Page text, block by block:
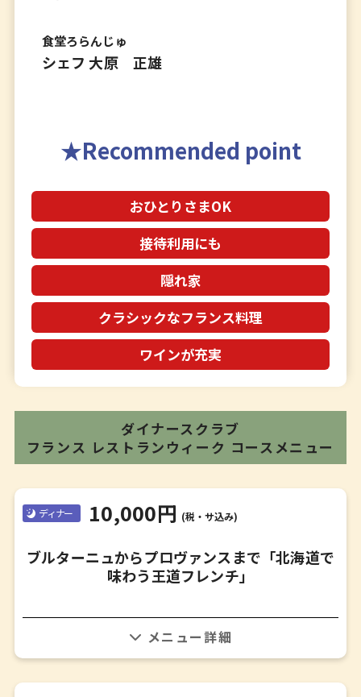
食堂ろらんじゅ
シェフ 大原 正雄
Recommended point
おひとりさまOK
接待利用にも
隠れ家
クラシックなフランス料理
ワインが充実
ダイナースクラブ
フランス レストランウィーク コースメニュー
ディナー 10,000円 (税・サ込み)
ブルターニュからプロヴァンスまで「北海道で
味わう王道フレンチ」
・アミューズ